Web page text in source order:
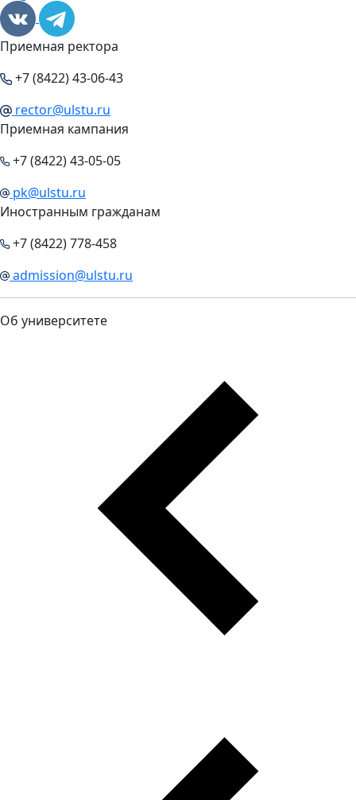
Приемная ректора
+7 (8422) 43-06-43
rector@ulstu.ru
Приемная кампания
+7 (8422) 43-05-05
pk@ulstu.ru
Иностранным гражданам
+7 (8422) 778-458
admission@ulstu.ru
Об университете